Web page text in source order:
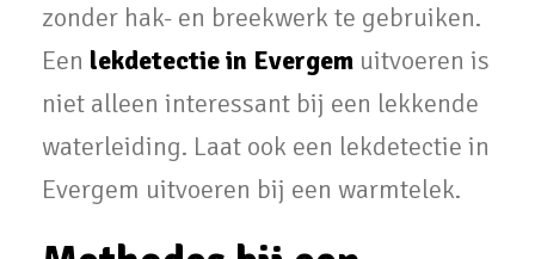
zonder hak- en breekwerk te gebruiken.
Een lekdetectie in Evergem uitvoeren is
niet alleen interessant bij een lekkende
waterleiding. Laat ook een lekdetectie in
Evergem uitvoeren bij een warmtelek.